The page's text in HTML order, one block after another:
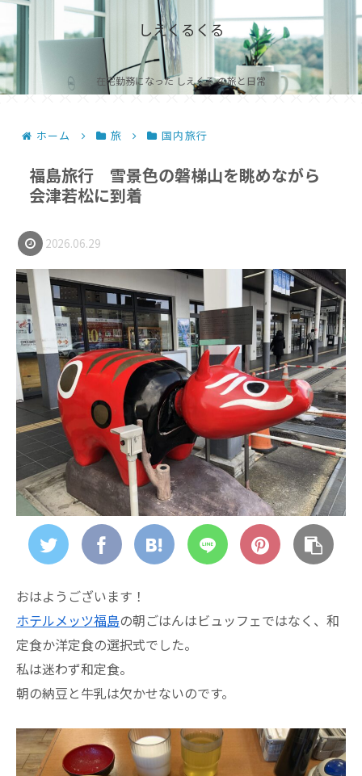
しえくるくる
在宅勤務になった しえくる の旅と日常
ホーム 旅 国内旅行
福島旅行 雪景色の磐梯山を眺めながら
会津若松に到着
2026.06.29
おはようございます！
ホテルメッツ福島の朝ごはんはビュッフェではなく、和
定食か洋定食の選択式でした。
私は迷わず和定食。
朝の納豆と牛乳は欠かせないのです。